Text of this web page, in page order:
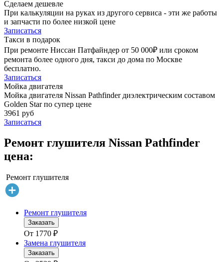
Сделаем дешевле
При калькуляции на руках из другого сервиса - эти же работы
и запчасти по более низкой цене
Записаться
Такси в подарок
При ремонте Ниссан Патфайндер от 50 000₽ или сроком
ремонта более одного дня, такси до дома по Москве
бесплатно.
Записаться
Мойка двигателя
Мойка двигателя Nissan Pathfinder диэлектрическим составом
Golden Star по супер цене
3961 руб
Записаться
Ремонт глушителя Nissan Pathfinder
цена:
Ремонт глушителя
Ремонт глушителя
Заказать
От 1770 ₽
Замена глушителя
Заказать